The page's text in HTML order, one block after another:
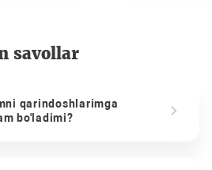
savollar
qarindoshlarimga
bo'ladimi?